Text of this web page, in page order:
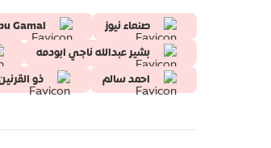
صنعاء نيوز Gamal
بشير عبدالله ناجي ابودمه
احمد سالم
ذو